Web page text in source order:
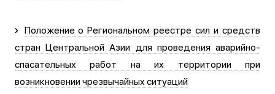
Положение о Региональном реестре сил и средств
стран Центральной Азии для проведения аварийно-
спасательных работ на их территории при
возникновении чрезвычайных ситуаций